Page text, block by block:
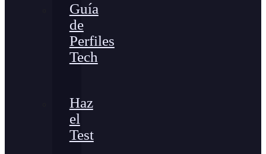
Guía
de
Perfiles
Tech
Haz
el
Test